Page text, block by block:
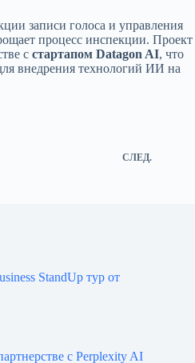
записи голоса и управления
процесс инспекции. Проект
с стартапом Datagon AI, что
внедрения технологий ИИ на
СЛЕД.
StandUp тур от
с Perplexity AI